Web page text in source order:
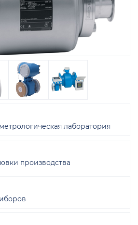
лаборатория
производства